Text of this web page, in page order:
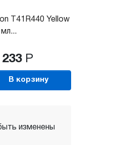
T41R440 Yellow
233 Р
В корзину
изменены